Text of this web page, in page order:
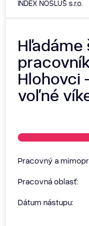
INDEX NOSLUŠ s.r.o.
Hľadáme
Hlohovci
voľné
Pracovný a
Pracovná oblasť:
Dátum nástupu: